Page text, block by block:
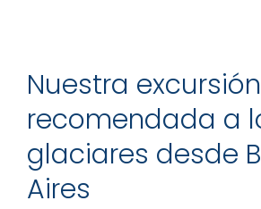
Nuestra excursión
recomendada a
glaciares desde
Aires